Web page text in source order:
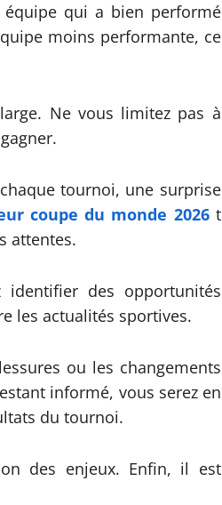
qui a bien performé
moins performante, ce
Ne vous limitez pas à
tournoi, une surprise
coupe du monde 2026t
attentes.
des opportunités
les actualités sportives.
ou les changements
informé, vous serez en
du tournoi.
des enjeux. Enfin, il est